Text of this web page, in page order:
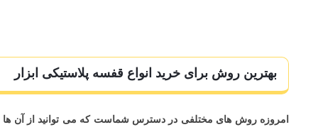
بهترین روش برای خرید انواع قفسه پلاستیکی ابزار
امروزه روش های مختلفی در دسترس شماست که می توانید از آن ها